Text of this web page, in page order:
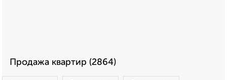
Продажа квартир (2864)